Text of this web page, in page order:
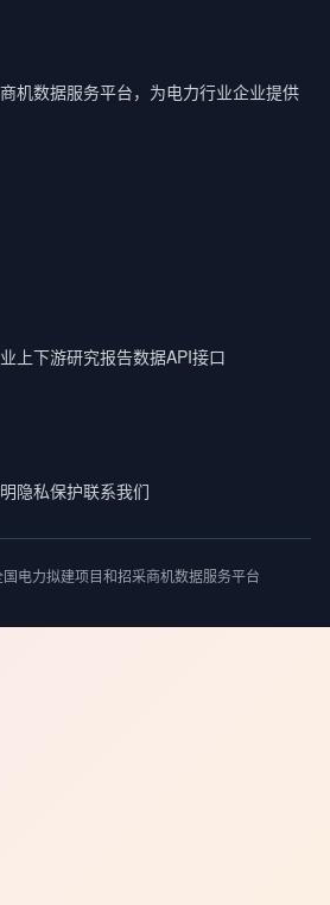
机数据服务平台，为电力行业企业提供
上下游研究报告数据API接口
隐私保护联系我们
电力拟建项目和招采商机数据服务平台